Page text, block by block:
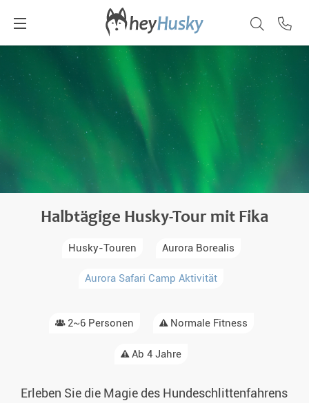
Halbtägige Husky-Tour mit Fika
Husky-Touren Aurora Borealis
Aurora Safari Camp Aktivität
2~6 Personen Normale Fitness
Ab 4 Jahre
Erleben Sie die Magie des Hundeschlittenfahrens